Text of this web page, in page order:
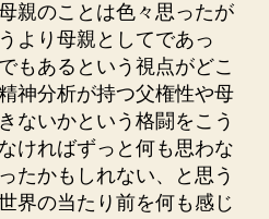
親のことは色々思ったが
より母親としてであっ
もあるという視点がどこ
神分析が持つ父権性や母
ないかという格闘をこう
ければずっと何も思わな
たかもしれない、と思う
界の当たり前を何も感じ